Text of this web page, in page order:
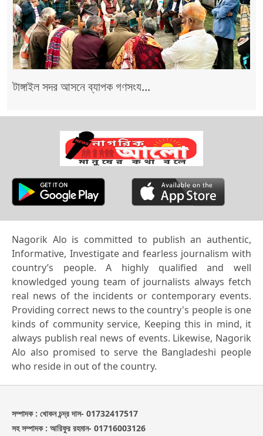
টাঙ্গাইল সদর আসনে ব্যাপক গণসংয...
Nagorik Alo is committed to publish an authentic,
Informative, Investigate and fearless journalism with
country’s people. A highly qualified and well
knowledged young team of journalists always fetch
real news of the incidents or contemporary events.
Providing correct news to the country's people is one
kinds of community service, Keeping this in mind, it
always publish real news of events. Likewise, Nagorik
Alo also promised to serve the Bangladeshi people
who reside in out of the country.
সম্পাদক : খোকন চন্দ্র দাস- 01732417517
সহ সম্পাদক : আরিফুর রহমান- 01716003126